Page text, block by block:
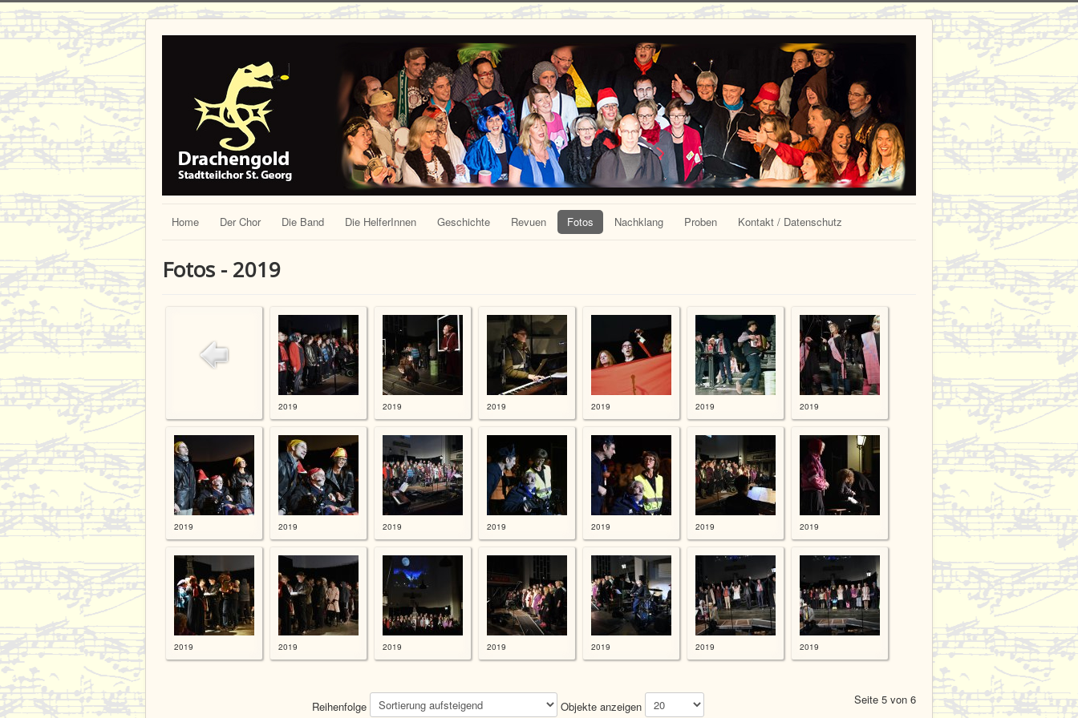
Home Der Chor Die Band Die HelferInnen Geschichte Revuen Fotos Nachklang Proben Kontakt / Datenschutz
Fotos - 2019
2019 2019 2019 2019 2019 2019
2019 2019 2019 2019 2019 2019 2019
2019 2019 2019 2019 2019 2019 2019
Reihenfolge Objekte anzeigen Seite 5 von 6